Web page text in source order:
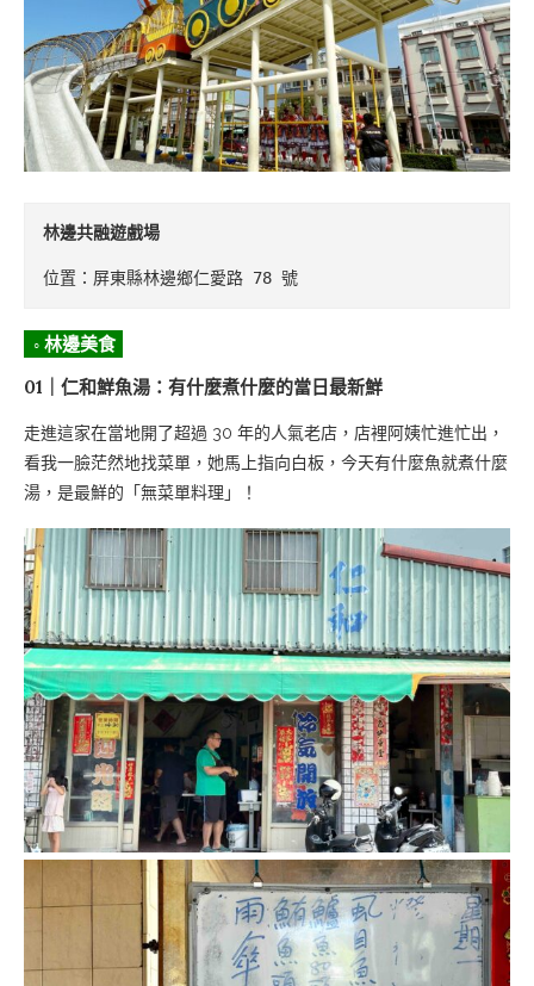
林邊共融遊戲場
位置：屏東縣林邊鄉仁愛路 78 號
◦ 林邊美食
01｜仁和鮮魚湯：有什麼煮什麼的當日最新鮮
走進這家在當地開了超過 30 年的人氣老店，店裡阿姨忙進忙出，
看我一臉茫然地找菜單，她馬上指向白板，今天有什麼魚就煮什麼
湯，是最鮮的「無菜單料理」！